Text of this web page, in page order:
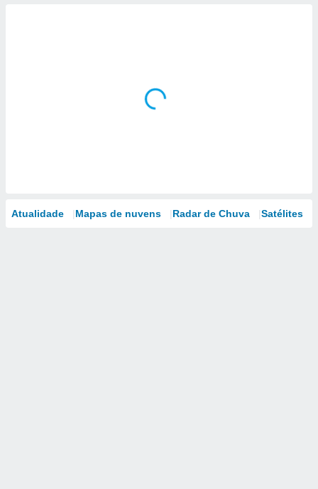
Atualidade Mapas de nuvens Radar de Chuva Satélites